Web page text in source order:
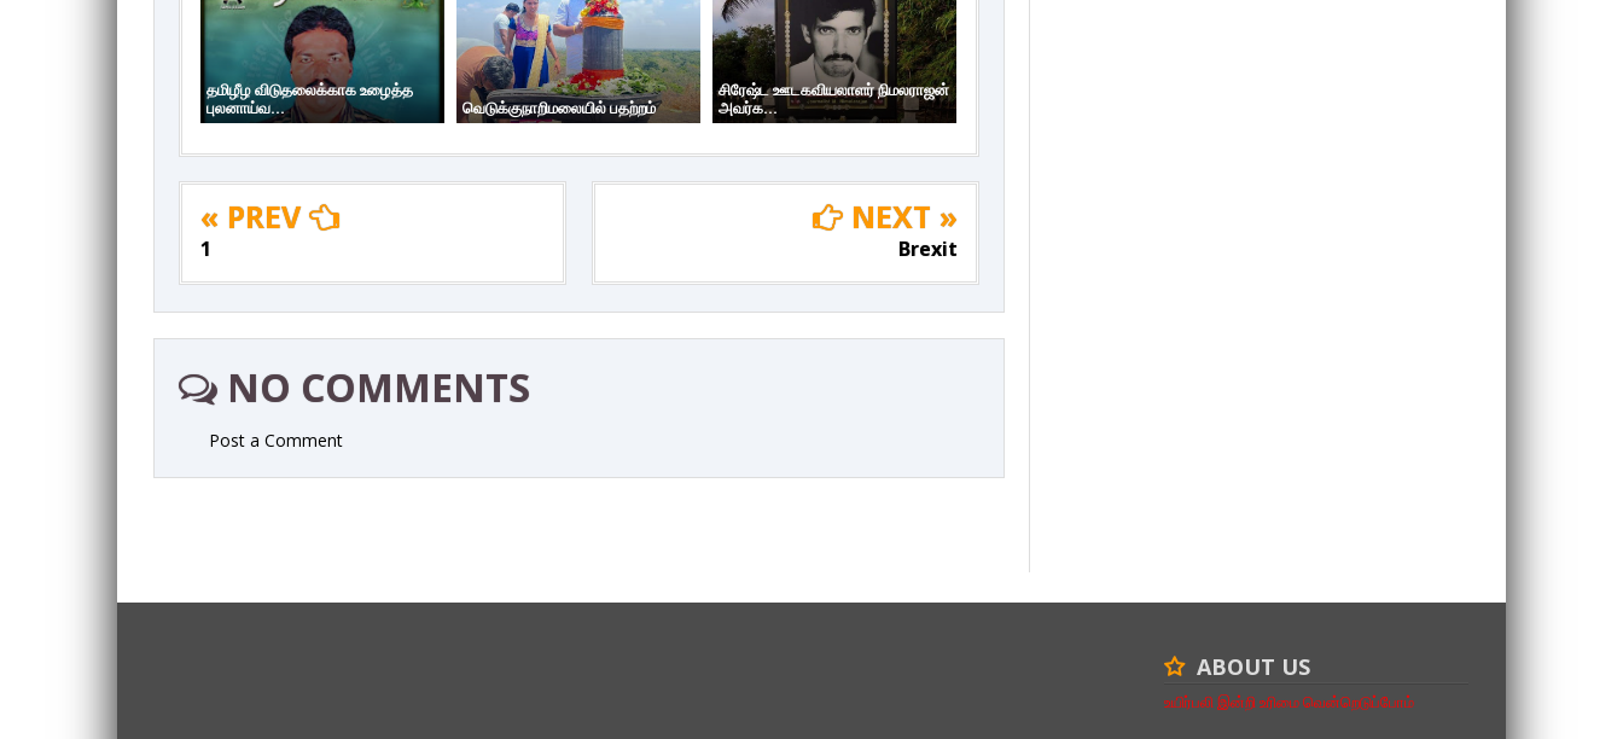
தமிழீழ விடுதலைக்காக உழைத்த
புலனாய்வ...
வெடுக்குநாறிமலையில் பதற்றம்
சிரேஷ்ட ஊடகவியலாளர் நிமலராஜன்
அவர்க...
« PREV
1
NEXT »
Brexit
NO COMMENTS
Post a Comment
ABOUT US
உயிர்பலி இன்றி உரிமை வென்றெடுப்போம்